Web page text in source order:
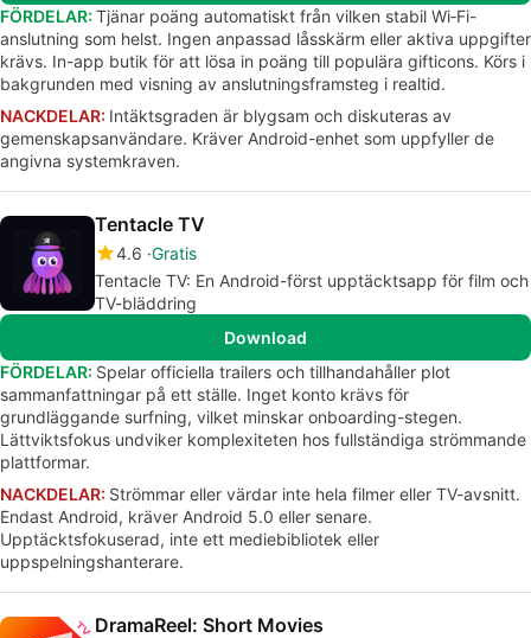
FÖRDELAR: Tjänar poäng automatiskt från vilken stabil Wi‑Fi-
anslutning som helst. Ingen anpassad låsskärm eller aktiva uppgifter
krävs. In-app butik för att lösa in poäng till populära gifticons. Körs i
bakgrunden med visning av anslutningsframsteg i realtid.
NACKDELAR: Intäktsgraden är blygsam och diskuteras av
gemenskapsanvändare. Kräver Android-enhet som uppfyller de
angivna systemkraven.
Tentacle TV
4.6 Gratis
Tentacle TV: En Android-först upptäcktsapp för film och
TV-bläddring
Download
FÖRDELAR: Spelar officiella trailers och tillhandahåller plot
sammanfattningar på ett ställe. Inget konto krävs för
grundläggande surfning, vilket minskar onboarding-stegen.
Lättviktsfokus undviker komplexiteten hos fullständiga strömmande
plattformar.
NACKDELAR: Strömmar eller värdar inte hela filmer eller TV-avsnitt.
Endast Android, kräver Android 5.0 eller senare.
Upptäcktsfokuserad, inte ett mediebibliotek eller
uppspelningshanterare.
DramaReel: Short Movies